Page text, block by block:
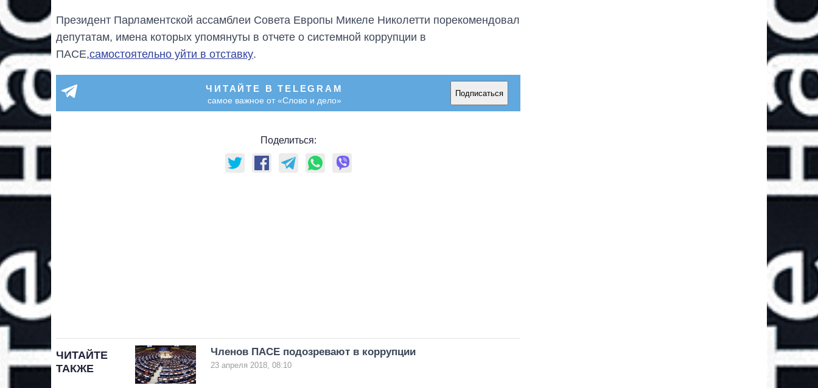
Президент Парламентской ассамблеи Совета Европы Микеле Николетти порекомендовал
депутатам, имена которых упомянуты в отчете о системной коррупции в
ПАСЕ,самостоятельно уйти в отставку.
ЧИТАЙТЕ В TELEGRAM
самое важное от «Слово и дело»
Подписаться
Поделиться:
ЧИТАЙТЕ
ТАКЖЕ
Членов ПАСЕ подозревают в коррупции
23 апреля 2018, 08:10